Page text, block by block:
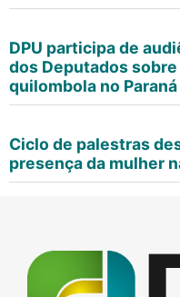
DPU participa de
dos Deputados
quilombola no Paraná
Ciclo de palestras
presença da mulher